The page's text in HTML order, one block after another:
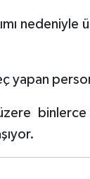
nedeniyle
yapan